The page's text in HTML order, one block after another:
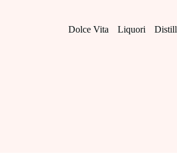
Dolce Vita Liquori